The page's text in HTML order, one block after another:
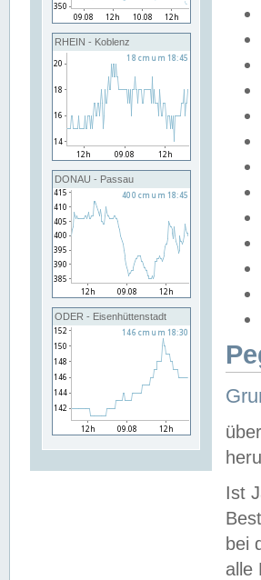
RHEIN - Koblenz
DONAU - Passau
ODER - Eisenhüttenstadt
Ist
bei
alle